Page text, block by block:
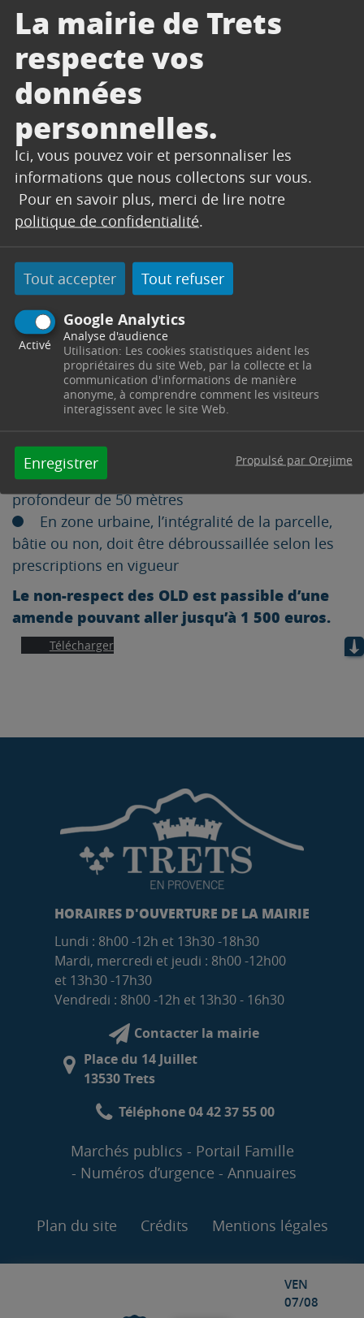
La mairie de Trets
respecte vos
données
personnelles.
Ici, vous pouvez voir et personnaliser les
informations que nous collectons sur vous.
Pour en savoir plus, merci de lire notre
politique de confidentialité.
Tout accepter Tout refuser
Google Analytics
Activé
Analyse d'audience
Utilisation: Les cookies statistiques aident les
propriétaires du site Web, par la collecte et la
communication d'informations de manière
anonyme, à comprendre comment les visiteurs
interagissent avec le site Web.
Enregistrer Propulsé par Orejime
VEN
07/08
combustible.
UNE OBLIGATION POUR
CERTAINS
PROPRIÉTAIRES
Les particuliers sont invités à réaliser les
obligations légales de débroussaillement s’ils
situés à moins de 200 mètres des bois et forêts.
Le long des voies d’accès au terrain (route,
sentier, chemin privatif), cette opération doit être
réalisée autour de l’habitation sur une
profondeur de 10 mètres de part et d’autre de la
En zone naturelle, cette opération doit être
réalisée autour de votre habitation sur une
profondeur de 50 mètres
En zone urbaine, l’intégralité de la parcelle,
bâtie ou non, doit être débroussaillée selon les
prescriptions en vigueur
Le non-respect des OLD est passible d’une
amende pouvant aller jusqu’à 1 500 euros.
Télécharger
HORAIRES D'OUVERTURE DE LA MAIRIE
Lundi : 8h00 -12h et 13h30 -18h30
Mardi, mercredi et jeudi : 8h00 -12h00
et 13h30 -17h30
Vendredi : 8h00 -12h et 13h30 - 16h30
Contacter la mairie
Place du 14 Juillet
13530 Trets
Téléphone 04 42 37 55 00
Marchés publics
Portail Famille
Numéros d’urgence
Annuaires
Plan du site Crédits Mentions légales